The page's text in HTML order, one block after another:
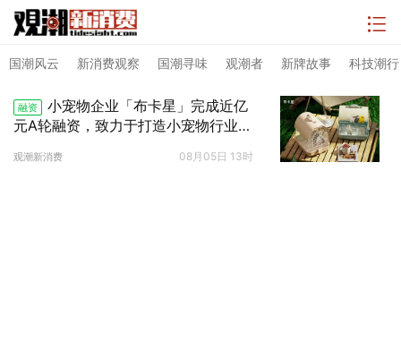
国潮风云 新消费观察 国潮寻味 观潮者 新牌故事 科技潮行
融资
小宠物企业「布卡星」完成近亿
元A轮融资，致力于打造小宠物行业第
观潮新消费 08月05日 13时